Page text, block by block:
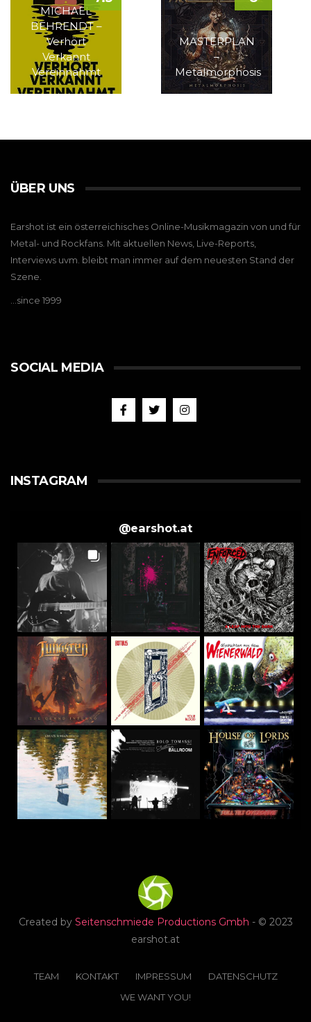
MICHAEL
BEHRENDT –
Verhört
Verkannt
Vereinnahmt
MASTERPLAN
–
Metalmorphosis
ÜBER UNS
Earshot ist ein österreichisches Online-Musikmagazin von und für
Metal- und Rockfans. Mit aktuellen News, Live-Reports,
Interviews uvm. bleibt man immer auf dem neuesten Stand der
Szene.
…since 1999
SOCIAL MEDIA
INSTAGRAM
@earshot.at
Created by Seitenschmiede Productions Gmbh - © 2023
earshot.at
TEAM KONTAKT IMPRESSUM
DATENSCHUTZ
WE WANT YOU!